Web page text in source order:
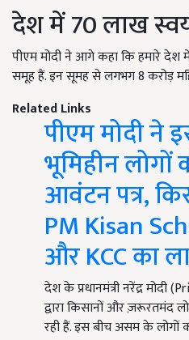
देश में 70 लाख
पीएम मोदी ने आगे कहा कि हमारे
समूह हैं. इन सूमह से लगभग 8 करोड़
Related Links
पीएम मोदी ने
भूमिहीन लोगों
आवंटन पत्र,
PM Kisan
और KCC का
देश के प्रधानमंत्री नरेंद्र
द्वारा किसानों और ज़रूरतमंद
रही हैं. इस बीच असम के लोगों